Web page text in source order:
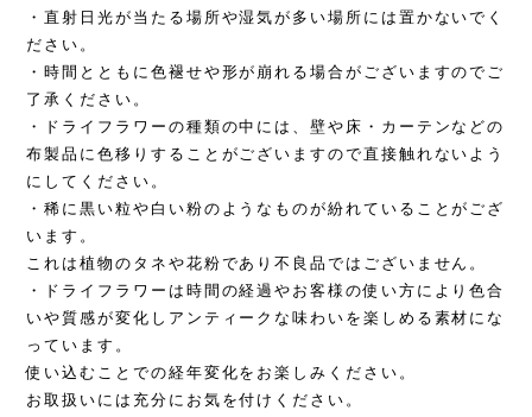
・直射日光が当たる場所や湿気が多い場所には置かないでく
ださい。
・時間とともに色褪せや形が崩れる場合がございますのでご
了承ください。
・ドライフラワーの種類の中には、壁や床・カーテンなどの
布製品に色移りすることがございますので直接触れないよう
にしてください。
・稀に黒い粒や白い粉のようなものが紛れていることがござ
います。
これは植物のタネや花粉であり不良品ではございません。
・ドライフラワーは時間の経過やお客様の使い方により色合
いや質感が変化しアンティークな味わいを楽しめる素材にな
っています。
使い込むことでの経年変化をお楽しみください。
お取扱いには充分にお気を付けください。